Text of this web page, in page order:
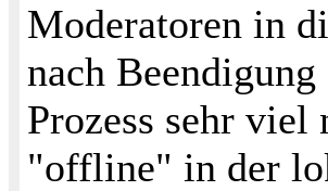
Moderatoren in
nach
Prozess sehr
"offline" in der